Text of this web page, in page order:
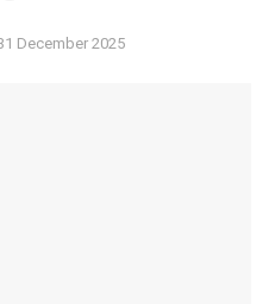
December 2025